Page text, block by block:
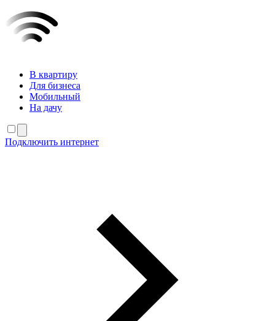
В квартиру
Для бизнеса
Мобильный
На дачу
Подключить интернет